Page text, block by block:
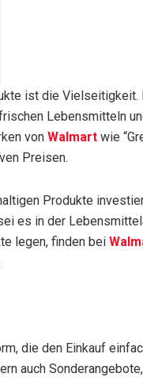
ist die Vielseitigkeit.
Lebensmitteln
von Walmart wie
Preisen.
Produkte
es in der
legen, finden bei
die den Einkauf
auch